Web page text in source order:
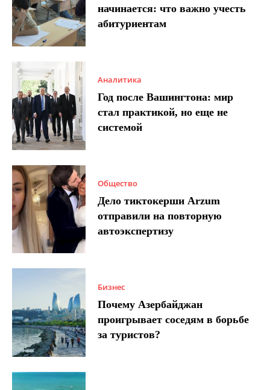
начинается: что важно учесть
абитуриентам
Аналитика
Год после Вашингтона: мир
стал практикой, но еще не
системой
Общество
Дело тиктокерши Arzum
отправили на повторную
автоэкспертизу
Бизнес
Почему Азербайджан
проигрывает соседям в борьбе
за туристов?